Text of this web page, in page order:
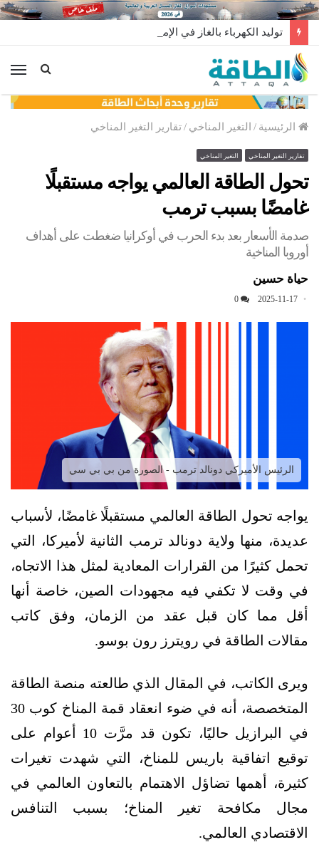
توليد الكهرباء بالغاز في الإمارات يرتفع للعام الثاني
الرئيسية / التغير المناخي /تقارير التغير المناخي
تقارير التغير المناخي التغير المناخي
تحول الطاقة العالمي يواجه مستقبلًا
غامضًا بسبب ترمب
صدمة الأسعار بعد بدء الحرب في أوكرانيا ضغطت على أهداف
أوروبا المناخية
حياة حسين
2025-11-17
0
الرئيس الأميركي دونالد ترمب - الصورة من بي بي سي
يواجه تحول الطاقة العالمي مستقبلًا غامضًا، لأسباب
عديدة، منها ولاية دونالد ترمب الثانية لأميركا، التي
تحمل كثيرًا من القرارات المعادية لمثل هذا الاتجاه،
في وقت لا تكفي فيه مجهودات الصين، خاصة أنها
أقل مما كان قبل عقد من الزمان، وفق كاتب
مقالات الطاقة في رويترز رون بوسو.
ويرى الكاتب، في المقال الذي طالعته منصة الطاقة
المتخصصة، أنه في ضوء انعقاد قمة المناخ كوب 30
في البرازيل حاليًا، تكون قد مرَّت 10 أعوام على
توقيع اتفاقية باريس للمناخ، التي شهدت تغيرات
كثيرة، أهمها تضاؤل الاهتمام بالتعاون العالمي في
مجال مكافحة تغير المناخ؛ بسبب التنافس
الاقتصادي العالمي.